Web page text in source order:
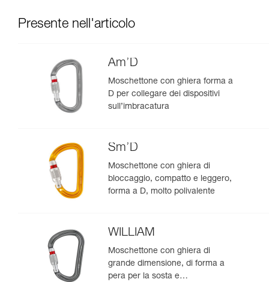
Presente nell'articolo
Am’D
Moschettone con ghiera forma a
D per collegare dei dispositivi
sull’imbracatura
Sm’D
Moschettone con ghiera di
bloccaggio, compatto e leggero,
forma a D, molto polivalente
WILLIAM
Moschettone con ghiera di
grande dimensione, di forma a
pera per la sosta e